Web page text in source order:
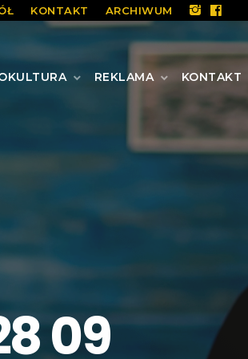
KONTAKT ARCHIWUM
REKLAMA KONTAKT
09